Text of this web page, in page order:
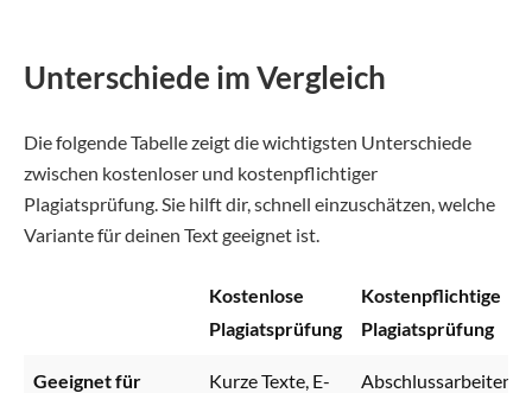
Unterschiede im Vergleich
Die folgende Tabelle zeigt die wichtigsten Unterschiede
zwischen kostenloser und kostenpflichtiger
Plagiatsprüfung. Sie hilft dir, schnell einzuschätzen, welche
Variante für deinen Text geeignet ist.
Kostenlose
Plagiatsprüfung
Kostenpflichtige
Plagiatsprüfung
Geeignet für
Kurze Texte, E-
Abschlussarbeiten,